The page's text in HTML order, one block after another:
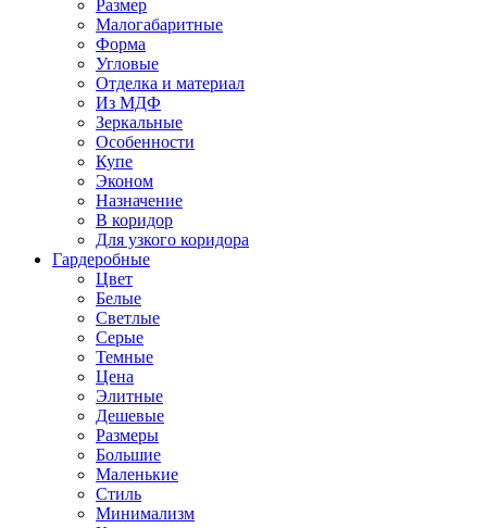
Размер
Малогабаритные
Форма
Угловые
Отделка и материал
Из МДФ
Зеркальные
Особенности
Купе
Эконом
Назначение
В коридор
Для узкого коридора
Гардеробные
Цвет
Белые
Светлые
Серые
Темные
Цена
Элитные
Дешевые
Размеры
Большие
Маленькие
Стиль
Минимализм